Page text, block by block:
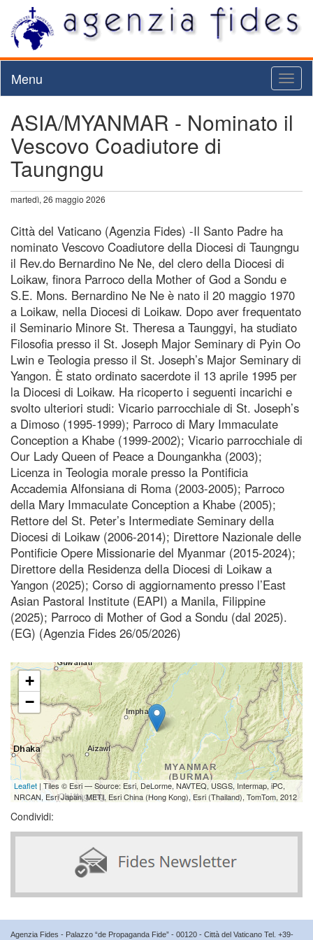
Menu
ASIA/MYANMAR - Nominato il
Vescovo Coadiutore di
Taungngu
martedì, 26 maggio 2026
Città del Vaticano (Agenzia Fides) -Il Santo Padre ha
nominato Vescovo Coadiutore della Diocesi di Taungngu
il Rev.do Bernardino Ne Ne, del clero della Diocesi di
Loikaw, finora Parroco della Mother of God a Sondu e
S.E. Mons. Bernardino Ne Ne è nato il 20 maggio 1970
a Loikaw, nella Diocesi di Loikaw. Dopo aver frequentato
il Seminario Minore St. Theresa a Taunggyi, ha studiato
Filosofia presso il St. Joseph Major Seminary di Pyin Oo
Lwin e Teologia presso il St. Joseph’s Major Seminary di
Yangon. È stato ordinato sacerdote il 13 aprile 1995 per
la Diocesi di Loikaw. Ha ricoperto i seguenti incarichi e
svolto ulteriori studi: Vicario parrocchiale di St. Joseph’s
a Dimoso (1995-1999); Parroco di Mary Immaculate
Conception a Khabe (1999-2002); Vicario parrocchiale di
Our Lady Queen of Peace a Doungankha (2003);
Licenza in Teologia morale presso la Pontificia
Accademia Alfonsiana di Roma (2003-2005); Parroco
della Mary Immaculate Conception a Khabe (2005);
Rettore del St. Peter’s Intermediate Seminary della
Diocesi di Loikaw (2006-2014); Direttore Nazionale delle
Pontificie Opere Missionarie del Myanmar (2015-2024);
Direttore della Residenza della Diocesi di Loikaw a
Yangon (2025); Corso di aggiornamento presso l’East
Asian Pastoral Institute (EAPI) a Manila, Filippine
(2025); Parroco di Mother of God a Sondu (dal 2025).
(EG) (Agenzia Fides 26/05/2026)
+
−
Leaflet | Tiles © Esri — Source: Esri, DeLorme, NAVTEQ, USGS, Intermap, iPC,
NRCAN, Esri Japan, METI, Esri China (Hong Kong), Esri (Thailand), TomTom, 2012
Condividi:
Agenzia Fides - Palazzo “de Propaganda Fide” - 00120 - Città del Vaticano Tel. +39-